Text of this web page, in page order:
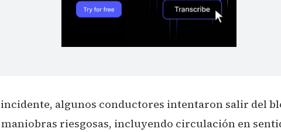
algunos conductores intentaron salir del
riesgosas, incluyendo circulación en